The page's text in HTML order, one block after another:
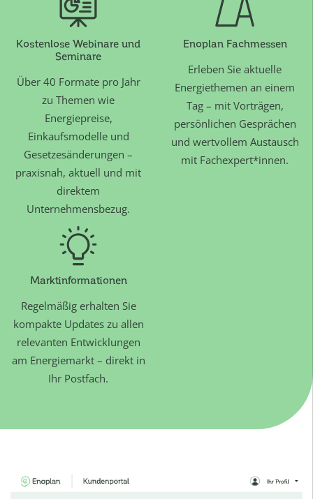
Kostenlose Webinare und
Seminare
Über 40 Formate pro Jahr
zu Themen wie
Energiepreise,
Einkaufsmodelle und
Gesetzesänderungen –
praxisnah, aktuell und mit
direktem
Unternehmensbezug.
Enoplan Fachmessen
Erleben Sie aktuelle
Energiethemen an einem
Tag – mit Vorträgen,
persönlichen Gesprächen
und wertvollem Austausch
mit Fachexpert*innen.
Marktinformationen
Regelmäßig erhalten Sie
kompakte Updates zu allen
relevanten Entwicklungen
am Energiemarkt – direkt in
Ihr Postfach.